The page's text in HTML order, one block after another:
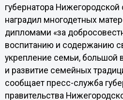
губернатора Нижегородской
наградил многодетных
дипломами «за
воспитанию и содержанию
укрепление семьи, большой
и развитие семейных
сообщает пресс-служба
правительства